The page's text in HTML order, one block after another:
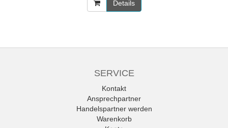
Details
SERVICE
Kontakt
Ansprechpartner
Handelspartner werden
Warenkorb